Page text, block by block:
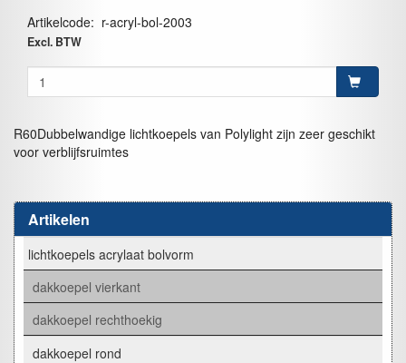
Artikelen
lichtkoepels acrylaat bolvorm
dakkoepel vierkant
dakkoepel rechthoekig
dakkoepel rond
Artikelcode: r-acryl-bol-2003
Excl. BTW
R60Dubbelwandige lichtkoepels van Polylight zijn zeer geschikt
voor verblijfsruimtes